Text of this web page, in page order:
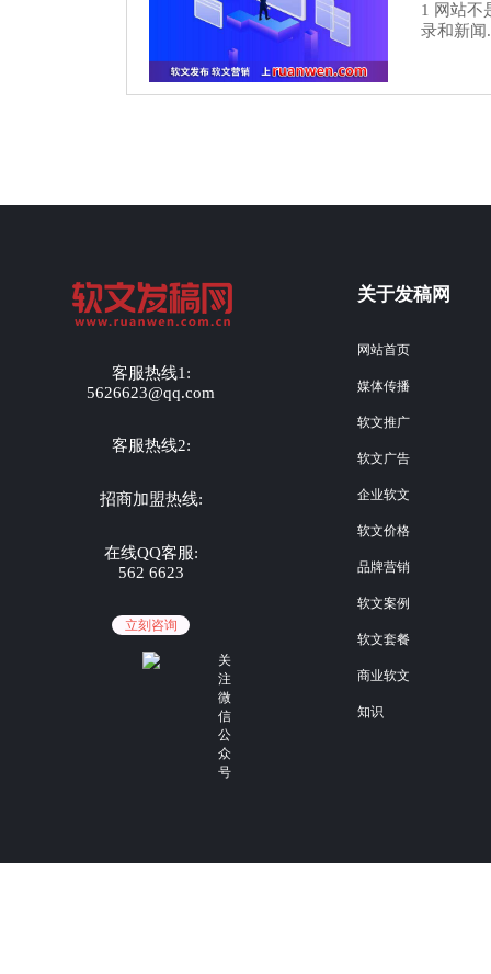
1 网站不
录和新闻
客服热线1:
5626623@qq.com
客服热线2:
招商加盟热线:
在线QQ客服:
562 6623
立刻咨询
关
注
微
信
公
众
号
关于发稿网
网站首页
媒体传播
软文推广
软文广告
企业软文
软文价格
品牌营销
软文案例
软文套餐
商业软文
知识